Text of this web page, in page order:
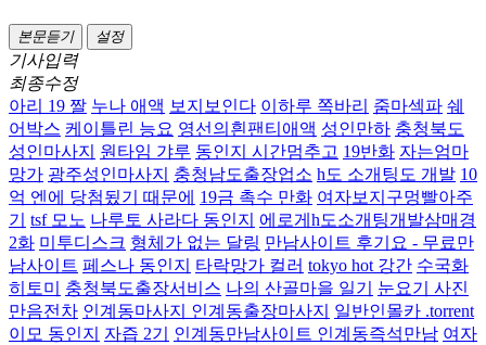
본문듣기 설정
기사입력
최종수정
아리 19 짤 누나 애액 보지보인다 이하루 쪽바리 줌마섹파 쉐
어박스 케이틀린 능요 영선의흰팬티애액 성인만하 충청북도
성인마사지
원타임 갸루 동인지 시간멈추고 19반화 자는엄마
망가 광주성인마사지 충청남도출장업소 h도 소개팅도 개발 10
억 엔에 당첨됬기 때문에 19금 촉수 만화 여자보지구멍빨아주
기
tsf 모노 나루토 사라다 동인지
에로게h도소개팅개발삼매경
2화 미투디스크 형체가 없는 달링 만남사이트 후기요 - 무료만
남사이트 페스나 동인지 타락망가 컬러 tokyo hot 강간 수국화
히토미
충청북도출장서비스 나의 산골마을 일기
눈요기 사진
만음전차 인계동마사지 인계동출장마사지
일반인몰카 .torrent
이모 동인지
자즙 2기 인계동만남사이트 인계동즉석만남 여자